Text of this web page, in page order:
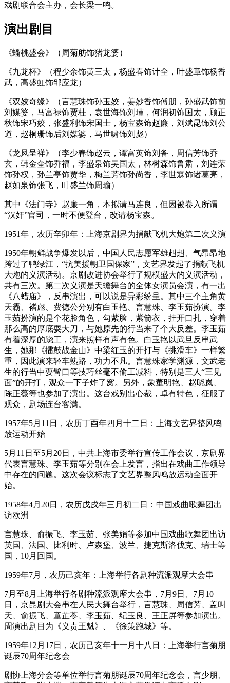
戏剧联合会主办，会长梁一鸣。
演出剧目
《蟠桃盛会》（周菊舫饰猪龙婆）
《九龙杯》（程少余饰黄三太，杨盛春饰计全，叶盛章饰杨香
武，高盛虹饰邹应龙）
《双姣奇缘》（言慧珠饰孙玉姣，姜妙香饰傅朋，孙盛武饰前
刘媒婆，马富禄饰贾桂，袁世海饰刘瑾，何润初饰国太，顾正
秋饰宋巧姣，张盛利饰宋国士，杨宝森饰赵廉，刘斌昆饰刘公
道，赵桐珊饰后刘媒婆，马世啸饰刘彪）
《龙凤呈祥》（李少春饰赵云，谭富英饰刘备，周信芳饰乔
玄，韩金奎饰乔福，李盛泉饰吴国太，林树森饰鲁肃，刘连荣
饰孙权，孙兰亭饰贾华，梅兰芳饰孙尚香，李世霖饰诸葛亮，
赵如泉饰张飞，叶盛兰饰周瑜）
其中《法门寺》赵廉一角，本拟请马连良，但因被卷入所谓
“汉奸”官司，一时不便登台，改请杨宝森。
1951年，农历辛卯年：上海京剧界为捐献飞机大炮第二次义演
1950年朝鲜战争爆发以后，中国人民志愿军雄赳赳、气昂昂地
跨过了鸭绿江，“抗美援朝卫国保家”，文艺界发起了捐献飞机
大炮的义演活动。京剧改进协会举行了规模盛大的义演活动，
共有三次。第二次义演是天蟾舞台的全体女演员会演，有一出
《八蜡庙》，反串演出，可以说是异彩纷呈。其中三个主角黄
天霸、褚彪、费德公分别有白玉艳、言慧珠、李玉茹扮演。李
玉茹扮演的是个花脸角色，勾紫脸，紫箭衣，挂开口扎，穿着
那么高的厚底耍大刀，与她原先的行当来了个大反差。李玉茹
有着深厚的跷工，演来照样有声有色。白玉艳以武旦反串武
生，她那《擂鼓战金山》中梁红玉的开打与《挑滑车》一样繁
重，因此演来轻车熟路，功力不凡。言慧珠家学渊源，文武老
生的行当中耍髯口等技巧丝毫不偷工减料，特别是三人“三见
面”的开打，观众一下子炸了窝。另外，象董明艳、赵晓岚、
陈正薇等也参加了演出。这台戏别出心裁，卓有特色，征服了
观众，剧场连台客满。
1957年5月11日，农历丁酉年四月十二日：上海文艺界整风鸣
放运动开始
5月11日至5月20日，中共上海市委举行宣传工作会议，京剧界
代表言慧珠、李玉茹等分别在会上发言，指出在戏曲工作领导
中存在的问题。这次会议标志了文艺界整风鸣放运动全面开
始。
1958年4月20日，农历戊戌年三月初二日：中国戏曲歌舞团出
访欧洲
言慧珠、俞振飞、李玉茹、张美娟等参加中国戏曲歌舞团出访
英国、法国、比利时、卢森堡、波兰、捷克斯洛伐克、瑞士等
国，10月回国。
1959年7月，农历己亥年：上海举行各剧种流派观摩大会串
7月至8月上海举行各剧种流派观摩大会串，7月9日、7月10
日，京昆剧大会串在人民大舞台举行，言慧珠、周信芳、盖叫
天、俞振飞、童芷苓、李玉茹、纪玉良、王正屏等参加演出。
周演出剧目为《义责王魁》、《徐策跑城》等。
1959年12月17日，农历己亥年十一月十八日：上海举行言菊朋
诞辰70周年纪念会
剧协上海分会等单位举行言菊朋诞辰70周年纪念会，言少朋、